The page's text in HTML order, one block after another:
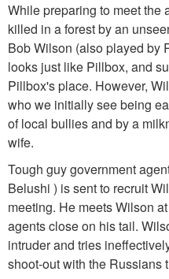
While preparing to meet the
killed in a forest by an
Bob Wilson (also played by
looks just like Pillbox, and
Pillbox's place. However,
who we initially see being
of local bullies and by a
wife.
Tough guy government
Belushi ) is sent to recruit
meeting. He meets Wilson
agents close on his tail.
intruder and tries
shoot-out with the Russians